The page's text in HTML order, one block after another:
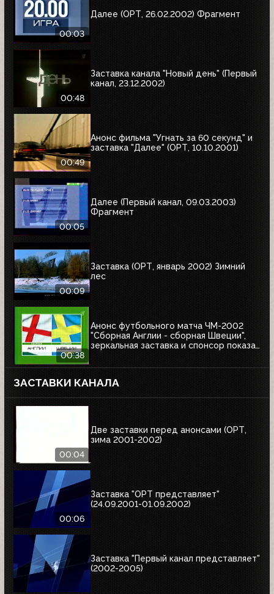
00:03
Далее (ОРТ, 26.02.2002) Фрагмент
00:48
Заставка канала "Новый день" (Первый
канал, 23.12.2002)
00:49
Анонс фильма "Угнать за 60 секунд" и
заставка "Далее" (ОРТ, 10.10.2001)
00:05
Далее (Первый канал, 09.03.2003)
Фрагмент
00:09
Заставка (ОРТ, январь 2002) Зимний
лес
00:38
Анонс футбольного матча ЧМ-2002
"Сборная Англии - сборная Швеции",
зеркальная заставка и спонсор показа
ЗАСТАВКИ КАНАЛА
00:04
Две заставки перед анонсами (ОРТ,
зима 2001-2002)
00:06
Заставка "ОРТ представляет"
(24.09.2001-01.09.2002)
Заставка "Первый канал представляет"
(2002-2005)